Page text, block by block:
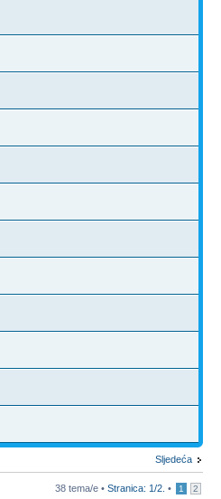
Sljedeća
38 tema/e • Stranica: 1/2 • 1 2